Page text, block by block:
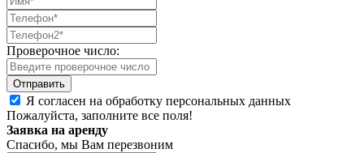
Проверочное число:
Я согласен на обработку персональных данных
Пожалуйста, заполните все поля!
Заявка на аренду
Спасибо, мы Вам перезвоним